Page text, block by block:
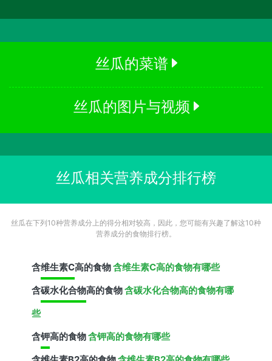
丝瓜的菜谱
丝瓜的图片与视频
丝瓜相关营养成分排行榜
丝瓜在下列10种营养成分上的得分相对较高，因此，您可能有兴趣了解这10种
营养成分的食物排行榜。
含维生素C高的食物含维生素C高的食物有哪些
含碳水化合物高的食物含碳水化合物高的食物有哪
些
含钾高的食物含钾高的食物有哪些